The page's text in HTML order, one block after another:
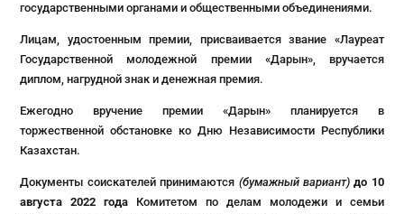
государственными органами и общественными объединениями.
Лицам, удостоенным премии, присваивается звание «Лауреат
Государственной молодежной премии «Дарын», вручается
диплом, нагрудной знак и денежная премия.
Ежегодно вручение премии «Дарын» планируется в
торжественной обстановке ко Дню Независимости Республики
Казахстан.
Документы соискателей принимаются (бумажный вариант)до 10
августа 2022 года Комитетом по делам молодежи и семьи